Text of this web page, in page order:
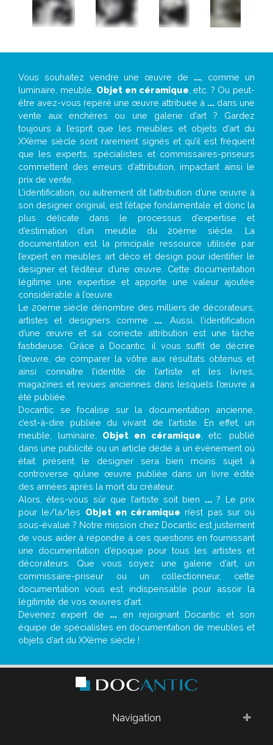
Vous souhaitez vendre une œuvre de ..., comme un
luminaire, meuble, Objet en céramique , etc. ? Ou peut-
être avez-vous repéré une œuvre attribuée à ... dans une
vente aux enchères ou une galerie d’art ? Gardez
toujours à l’esprit que les meubles et objets d’art du
XXème siècle sont rarement signés et qu’il est fréquent
que les experts, spécialistes et commissaires-priseurs
commettent des erreurs d’attribution, impactant ainsi le
prix de vente.
L’identification, ou autrement dit l’attribution d’une œuvre à
son designer original, est l’étape fondamentale et donc la
plus délicate dans le processus d’expertise et
d’estimation d’un meuble du 20ème siècle. La
documentation est la principale ressource utilisée par
l’expert en meubles art déco et design pour identifier le
designer et l’éditeur d’une œuvre. Cette documentation
légitime une expertise et apporte une valeur ajoutée
considérable à l’œuvre.
Le 20eme siècle dénombre des milliers de décorateurs,
artistes et designers comme ... . Aussi, l’identification
d’une œuvre et sa correcte attribution est une tâche
fastidieuse. Grâce à Docantic, il vous suffit de décrire
l’œuvre, de comparer la vôtre aux résultats obtenus et
ainsi connaître l’identité de l’artiste et les livres,
magazines et revues anciennes dans lesquels l’œuvre a
été publiée.
Docantic se focalise sur la documentation ancienne,
c’est-à-dire publiée du vivant de l’artiste. En effet, un
meuble, luminaire, Objet en céramique , etc. publié
dans une publicité ou un article dédié à un évènement où
était présent le designer sera bien moins sujet à
controverse qu’une œuvre publiée dans un livre édité
des années après la mort du créateur.
Alors, êtes-vous sûr que l’artiste soit bien ...? Le prix
pour le/la/les Objet en céramique n’est pas sur ou
sous-évalué ? Notre mission chez Docantic est justement
de vous aider à répondre à ces questions en fournissant
une documentation d’époque pour tous les artistes et
décorateurs. Que vous soyez une galerie d’art, un
commissaire-priseur ou un collectionneur, cette
documentation vous est indispensable pour assoir la
légitimité de vos œuvres d’art.
Devenez expert de ... en rejoignant Docantic et son
équipe de spécialistes en documentation de meubles et
objets d’art du XXème siècle !
Navigation